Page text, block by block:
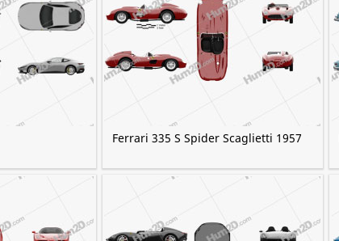
Ferrari 335 S Spider Scaglietti 1957